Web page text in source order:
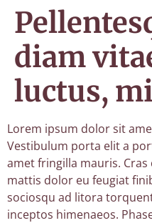
diam
luctus,
Lorem ipsum dolor sit
Vestibulum porta elit a
amet fringilla mauris.
mattis dolor eu feugiat
sociosqu ad litora
inceptos himenaeos.